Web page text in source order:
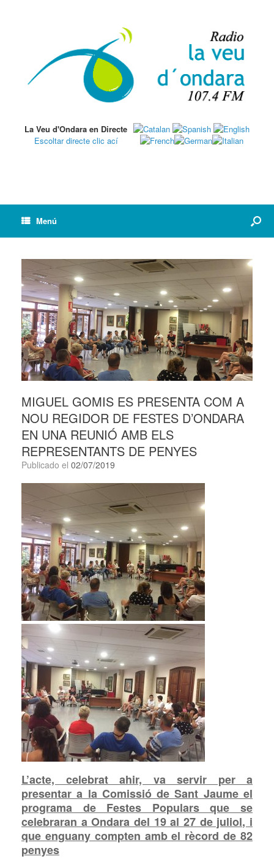
La Veu d'Ondara en Directe
Escoltar directe clic ací
Menú
MIGUEL GOMIS ES PRESENTA COM A
NOU REGIDOR DE FESTES D’ONDARA
EN UNA REUNIÓ AMB ELS
REPRESENTANTS DE PENYES
Publicado el 02/07/2019
L’acte, celebrat ahir, va servir per a
presentar a la Comissió de Sant Jaume el
programa de Festes Populars que se
celebraran a Ondara del 19 al 27 de juliol, i
que enguany compten amb el rècord de 82
penyes